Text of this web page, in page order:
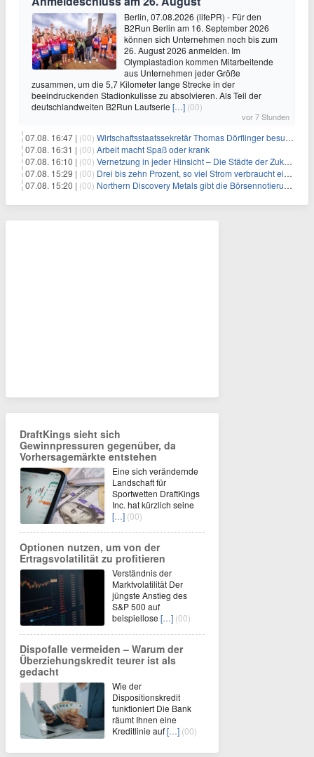
Berlin, 07.08.2026 (lifePR) - Für den
B2Run Berlin am 16. September 2026
können sich Unternehmen noch bis zum
26. August 2026 anmelden. Im
Olympiastadion kommen Mitarbeitende
aus Unternehmen jeder Größe
zusammen, um die 5,7 Kilometer lange Strecke in der
beeindruckenden Stadionkulisse zu absolvieren. Als Teil der
deutschlandweiten B2Run Laufserie […] (00)
vor 7 Stunden
07.08. 16:47 | (00) Wirtschaftsstaatssekretär Thomas Dörflinger besucht Handwerksbetrieb im Kammerbezirk Freiburg
07.08. 16:31 | (00) Arbeit macht Spaß oder krank
07.08. 16:10 | (00) Vernetzung in jeder Hinsicht – Die Städte der Zukunft sind grün-blau
07.08. 15:29 | (00) Drei bis zehn Prozent, so viel Strom verbraucht ein Aufzug im Gebäude
07.08. 15:20 | (00) Northern Discovery Metals gibt die Börsennotierung an der Frankfurter Wertpapierbörse bekannt
DraftKings sieht sich
Gewinnpressuren gegenüber, da
Vorhersagemärkte entstehen
Eine sich verändernde
Landschaft für
Sportwetten DraftKings
Inc. hat kürzlich seine
[…] (00)
Optionen nutzen, um von der
Ertragsvolatilität zu profitieren
Verständnis der
Marktvolatilität Der
jüngste Anstieg des
S&P 500 auf
beispiellose […] (00)
Dispofalle vermeiden – Warum der
Überziehungskredit teurer ist als
gedacht
Wie der
Dispositionskredit
funktioniert Die Bank
räumt Ihnen eine
Kreditlinie auf[…] (00)